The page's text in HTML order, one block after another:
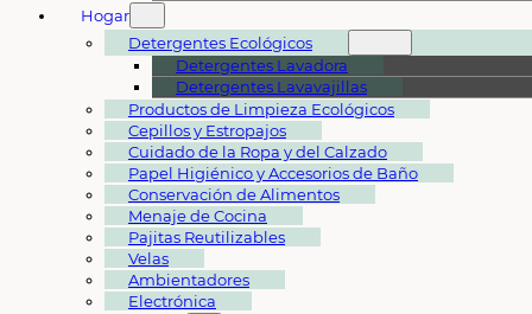
Hogar
Detergentes Ecológicos
Detergentes Lavadora
Detergentes Lavavajillas
Productos de Limpieza Ecológicos
Cepillos y Estropajos
Cuidado de la Ropa y del Calzado
Papel Higiénico y Accesorios de Baño
Conservación de Alimentos
Menaje de Cocina
Pajitas Reutilizables
Velas
Ambientadores
Electrónica